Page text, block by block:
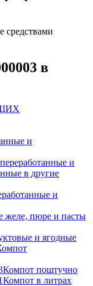
средствами
в
и
и
в другие
и
желе, пюре и пасты
и ягодные
Компот поштучно
Компот в литрах